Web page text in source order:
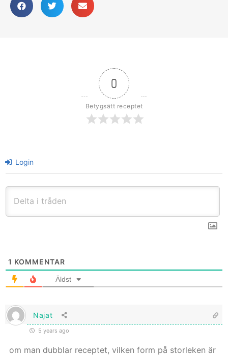
0
Betygsätt receptet
Login
1 KOMMENTAR
Äldst
Najat
5 years ago
om man dubblar receptet, vilken form på storleken är